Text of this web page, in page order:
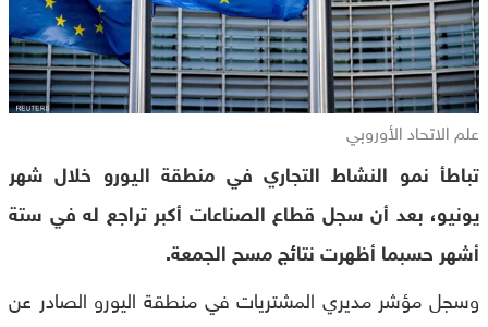
علم الاتحاد الأوروبي
تباطأ نمو النشاط التجاري في منطقة اليورو خلال شهر
يونيو، بعد أن سجل قطاع الصناعات أكبر تراجع له في ستة
أشهر حسبما أظهرت نتائج مسح الجمعة.
وسجل مؤشر مديري المشتريات في منطقة اليورو الصادر عن